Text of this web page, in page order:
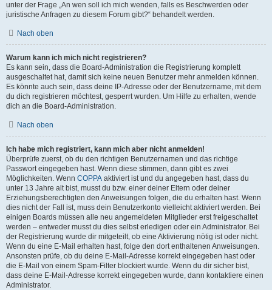
unter der Frage „An wen soll ich mich wenden, falls es Beschwerden oder
juristische Anfragen zu diesem Forum gibt?“ behandelt werden.
Nach oben
Warum kann ich mich nicht registrieren?
Es kann sein, dass die Board-Administration die Registrierung komplett
ausgeschaltet hat, damit sich keine neuen Benutzer mehr anmelden können.
Es könnte auch sein, dass deine IP-Adresse oder der Benutzername, mit dem
du dich registrieren möchtest, gesperrt wurden. Um Hilfe zu erhalten, wende
dich an die Board-Administration.
Nach oben
Ich habe mich registriert, kann mich aber nicht anmelden!
Überprüfe zuerst, ob du den richtigen Benutzernamen und das richtige
Passwort eingegeben hast. Wenn diese stimmen, dann gibt es zwei
Möglichkeiten. Wenn COPPA aktiviert ist und du angegeben hast, dass du
unter 13 Jahre alt bist, musst du bzw. einer deiner Eltern oder deiner
Erziehungsberechtigten den Anweisungen folgen, die du erhalten hast. Wenn
dies nicht der Fall ist, muss dein Benutzerkonto vielleicht aktiviert werden. Bei
einigen Boards müssen alle neu angemeldeten Mitglieder erst freigeschaltet
werden – entweder musst du dies selbst erledigen oder ein Administrator. Bei
der Registrierung wurde dir mitgeteilt, ob eine Aktivierung nötig ist oder nicht.
Wenn du eine E-Mail erhalten hast, folge den dort enthaltenen Anweisungen.
Ansonsten prüfe, ob du deine E-Mail-Adresse korrekt eingegeben hast oder
die E-Mail von einem Spam-Filter blockiert wurde. Wenn du dir sicher bist,
dass deine E-Mail-Adresse korrekt eingegeben wurde, dann kontaktiere einen
Administrator.